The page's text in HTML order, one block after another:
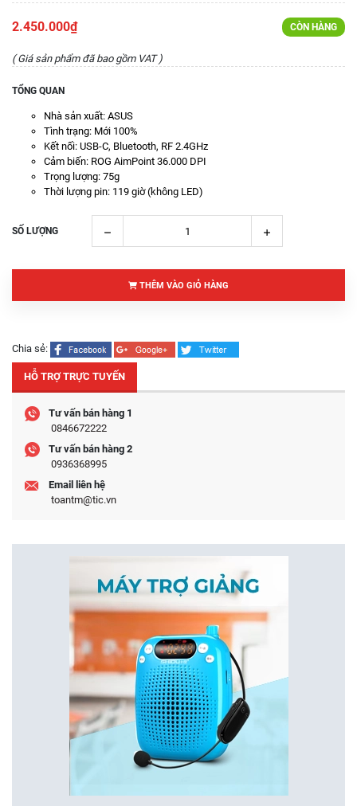
2.450.000₫ CÒN HÀNG
( Giá sản phẩm đã bao gồm VAT )
TỔNG QUAN
Nhà sản xuất: ASUS
Tình trạng: Mới 100%
Kết nối: USB-C, Bluetooth, RF 2.4GHz
Cảm biến: ROG AimPoint 36.000 DPI
Trọng lượng: 75g
Thời lượng pin: 119 giờ (không LED)
SỐ LƯỢNG
THÊM VÀO GIỎ HÀNG
Chia sẻ:
HỖ TRỢ TRỰC TUYẾN
Tư vấn bán hàng 1
0846672222
Tư vấn bán hàng 2
0936368995
Email liên hệ
toantm@tic.vn